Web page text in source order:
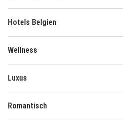
Hotels Belgien
Wellness
Luxus
Romantisch